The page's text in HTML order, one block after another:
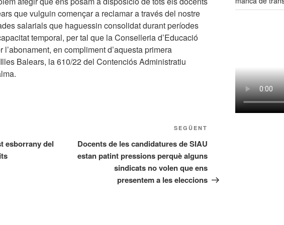
que vulguin començar a reclamar a través del nostre
salarials que haguessin consolidat durant períodes
temporal, per tal que la Conselleria d’Educació
l’abonament, en compliment d’aquesta primera
Balears, la 610/22 del Contenciós Administratiu
esborrany del
SEGÜENT
Docents de les candidatures de SIAU
estan patint pressions perquè alguns
sindicats no volen que ens
presentem a les eleccions